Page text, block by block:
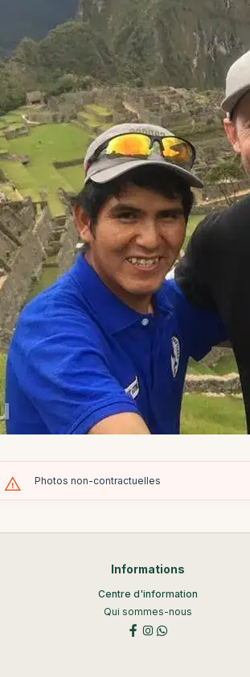
Photos non-contractuelles
Informations
Centre d'information
Qui sommes-nous